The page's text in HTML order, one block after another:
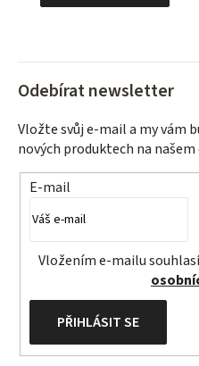
Odebírat newsletter
Vložte svůj e-mail a my vám
nových produktech na našem
E-mail
Vložením e-mailu
PŘIHLÁSIT SE